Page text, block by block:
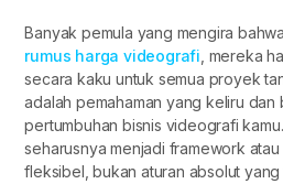
Banyak pemula yang mengira
rumus harga videografi , mereka
secara kaku untuk semua proyek
adalah pemahaman yang keliru dan
pertumbuhan bisnis videografi
seharusnya menjadi framework
fleksibel, bukan aturan absolut